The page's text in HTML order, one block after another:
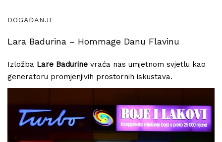
DOGAĐANJE
Lara Badurina – Hommage Danu Flavinu
Izložba Lare Badurine vraća nas umjetnom svjetlu kao
generatoru promjenjivih prostornih iskustava.